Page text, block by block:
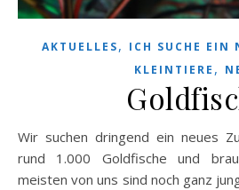
AKTUELLES, ICH SUCHE EIN
KLEINTIERE ,
Wir suchen dringend ein neues Zuhause! Hallo! Wir sind
rund 1.000 Goldfische und
meisten von uns sind noch ganz